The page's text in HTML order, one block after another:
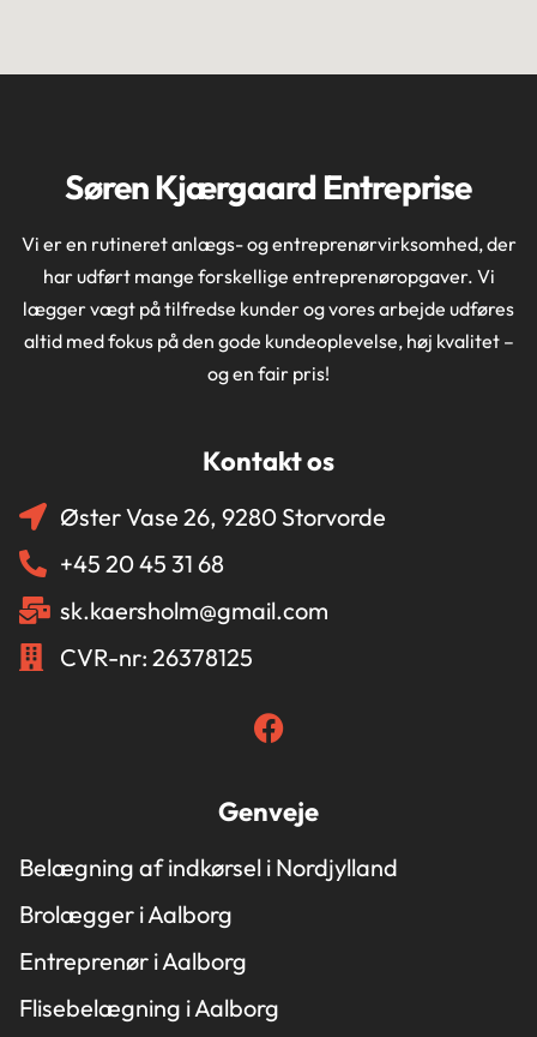
Søren Kjærgaard Entreprise
Vi er en rutineret anlægs- og entreprenørvirksomhed, der
har udført mange forskellige entreprenøropgaver. Vi
lægger vægt på tilfredse kunder og vores arbejde udføres
altid med fokus på den gode kundeoplevelse, høj kvalitet –
og en fair pris!
Kontakt os
Øster Vase 26, 9280 Storvorde
+45 20 45 31 68
sk.kaersholm@gmail.com
CVR-nr: 26378125
Genveje
Belægning af indkørsel i Nordjylland
Brolægger i Aalborg
Entreprenør i Aalborg
Flisebelægning i Aalborg